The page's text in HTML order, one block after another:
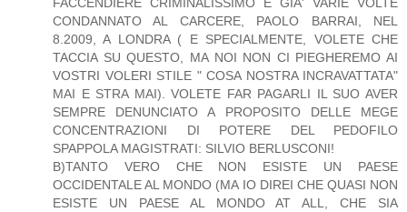
CONDANNATO AL CARCERE, PAOLO BARRAI, NEL
8.2009, A LONDRA ( E SPECIALMENTE, VOLETE CHE
TACCIA SU QUESTO, MA NOI NON CI PIEGHEREMO AI
VOSTRI VOLERI STILE " COSA NOSTRA INCRAVATTATA"
MAI E STRA MAI). VOLETE FAR PAGARLI IL SUO AVER
SEMPRE DENUNCIATO A PROPOSITO DELLE MEGE
CONCENTRAZIONI DI POTERE DEL PEDOFILO
SPAPPOLA MAGISTRATI: SILVIO BERLUSCONI!
B)TANTO VERO CHE NON ESISTE UN PAESE
OCCIDENTALE AL MONDO (MA IO DIREI CHE QUASI NON
ESISTE UN PAESE AL MONDO AT ALL, CHE SIA